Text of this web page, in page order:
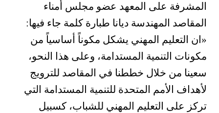
المشرفة على المعهد عضو مجلس أمناء
المقاصد المهندسة ديانا طبارة كلمة جاء فيها:
«ان التعليم المهني يشكل مكوناً أساسياً من
مكونات التنمية المستدامة، وعلى هذا النحو،
سعينا من خلال خططنا في المقاصد للترويج
لأهداف الأمم المتحدة للتنمية المستدامة التي
تركز على التعليم المهني للشباب، كسبيل